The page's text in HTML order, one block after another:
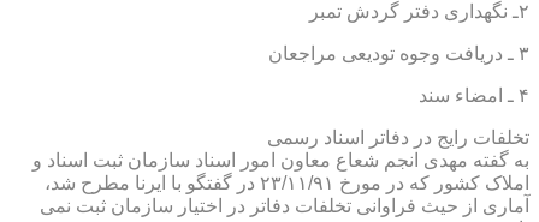
۲ـ نگهداری دفتر گردش تمبر
۳ ـ دریافت وجوه تودیعی مراجعان
۴ ـ امضاء سند
تخلفات رایج در دفاتر اسناد رسمی
به گفته مهدی انجم شعاع معاون امور اسناد سازمان ثبت اسناد و
املاک کشور که در مورخ ۲۳/۱۱/۹۱ در گفتگو با ایرنا مطرح شد،
آماری از حیث فراوانی تخلفات دفاتر در اختیار سازمان ثبت نمی